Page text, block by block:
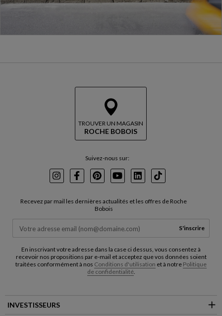
TROUVER UN MAGASIN
ROCHE BOBOIS
Suivez-nous sur:
InstagramFacebookPinterest
YoutubeLinkedInTikTok
Recevez par mail les dernières actualités et les offres de Roche
Bobois
S'inscrire
En inscrivant votre adresse dans la case ci dessus, vous consentez à
recevoir nos propositions par e-mail et acceptez que vos données soient
traitées conformément à nos Conditions d'utilisation et à notre Politique
de confidentialité.
INVESTISSEURS